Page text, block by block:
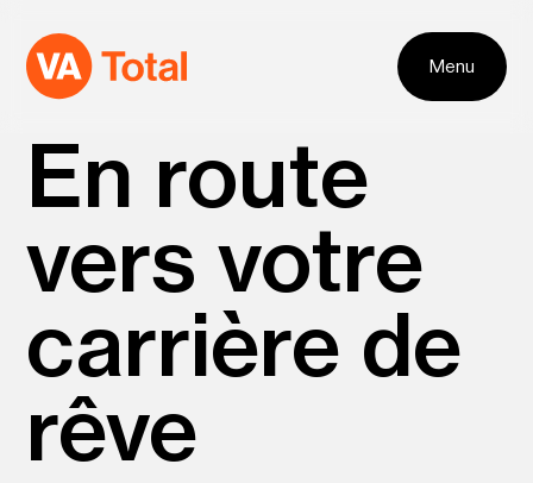
Menu
En route
vers votre
carrière de
rêve